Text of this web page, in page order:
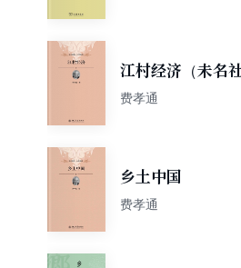
江村经济（未名
典）
费孝通
乡土中国
费孝通